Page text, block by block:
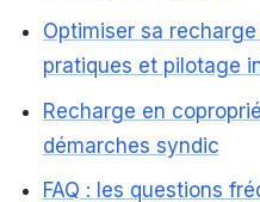
Optimiser sa
pratiques et pilotage
Recharge en
démarches syndic
FAQ : les questions